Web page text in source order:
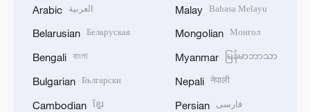
Arabic العربية
Belarusian Беларуская
Bengali বাংলা
Bulgarian Български
Cambodian ខ្មែរ
Malay Bahasa Melayu
Mongolian Монгол
Myanmar မြန်မာဘာသာ
Nepali नेपाली
Persian فارسی